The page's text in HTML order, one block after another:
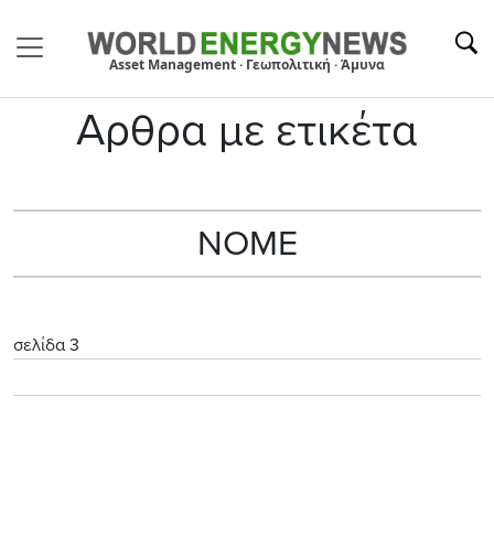
Asset Management · Γεωπολιτική · Άμυνα
Αρθρα με ετικέτα
NOME
σελίδα 3